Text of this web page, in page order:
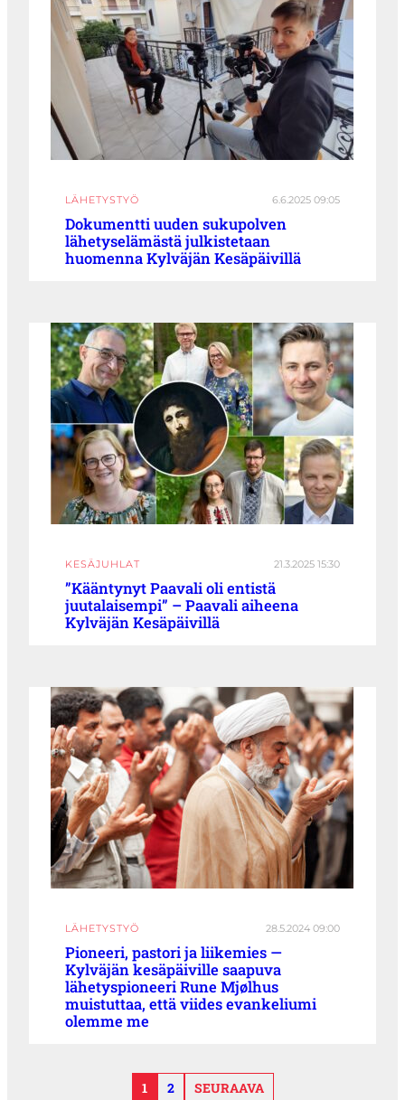
LÄHETYSTYÖ 6.6.2025 09:05
Dokumentti uuden sukupolven
lähetyselämästä julkistetaan
huomenna Kylväjän Kesäpäivillä
KESÄJUHLAT 21.3.2025 15:30
”Kääntynyt Paavali oli entistä
juutalaisempi” – Paavali aiheena
Kylväjän Kesäpäivillä
LÄHETYSTYÖ 28.5.2024 09:00
Pioneeri, pastori ja liikemies —
Kylväjän kesäpäiville saapuva
lähetyspioneeri Rune Mjølhus
muistuttaa, että viides evankeliumi
olemme me
1 2 SEURAAVA